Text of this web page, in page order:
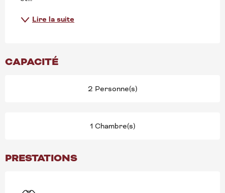
Lire la suite
CAPACITÉ
2 Personne(s)
1 Chambre(s)
PRESTATIONS